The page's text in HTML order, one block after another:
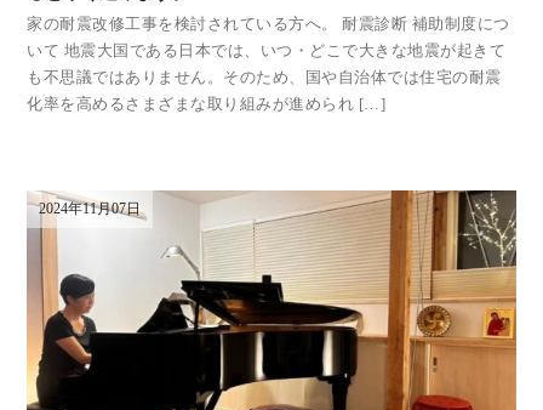
家の耐震改修工事を検討されている方へ。 耐震診断 補助制度につ
いて 地震大国である日本では、いつ・どこで大きな地震が起きて
も不思議ではありません。そのため、国や自治体では住宅の耐震
化率を高めるさまざまな取り組みが進められ […]
2024年11月07日